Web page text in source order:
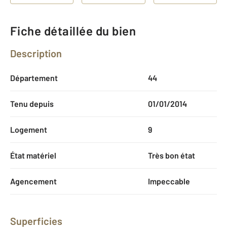
Fiche détaillée du bien
Description
Département 44
Tenu depuis 01/01/2014
Logement 9
État matériel Très bon état
Agencement Impeccable
Superficies